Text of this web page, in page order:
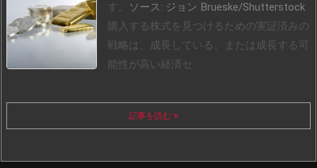
す。
ソース: ジョン Brueske/Shutterstock
購入する株式を見つけるための実証済みの
戦略は、成長している、または成長する可
能性が高い経済セ
記事を読む ...